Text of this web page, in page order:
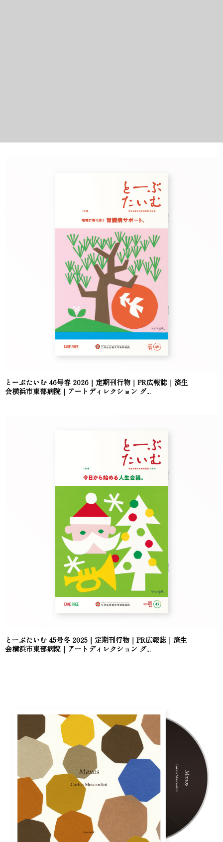
とーぶたいむ 46号春 2026｜定期刊行物｜PR広報誌｜済生
会横浜市東部病院｜アートディレクション グ...
とーぶたいむ 45号冬 2025｜定期刊行物｜PR広報誌｜済生
会横浜市東部病院｜アートディレクション グ...